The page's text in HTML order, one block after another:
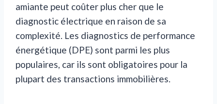
amiante peut coûter plus cher que le
diagnostic électrique en raison de sa
complexité. Les diagnostics de performance
énergétique (DPE) sont parmi les plus
populaires, car ils sont obligatoires pour la
plupart des transactions immobilières.